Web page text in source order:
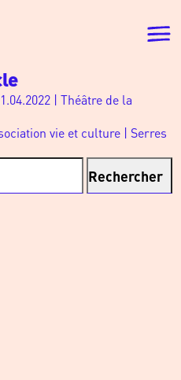
| Théâtre de la
vie et culture | Serres